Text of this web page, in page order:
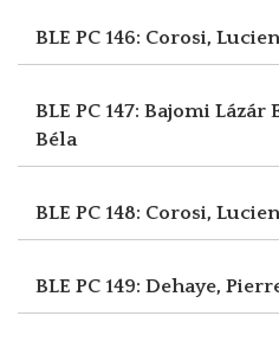
BLE PC 146: Corosi,
BLE PC 147: Bajomi Lázár
Béla
BLE PC 148: Corosi,
BLE PC 149: Dehaye,